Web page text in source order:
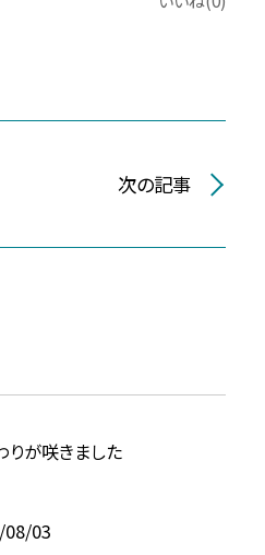
次の記事
りが咲きました
08/03